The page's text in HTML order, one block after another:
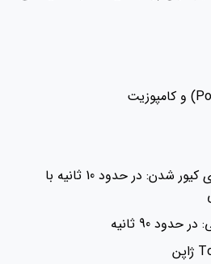
مدت زمان کوتاه لازم برای کیور شدن: در حدود 10 ثانیه با
90 ثانیه